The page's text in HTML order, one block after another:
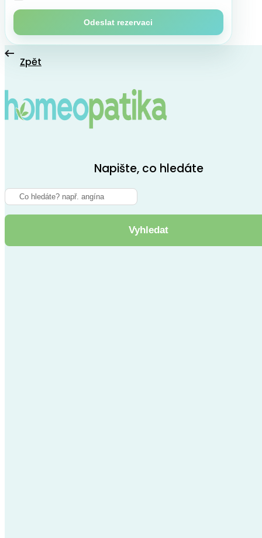
Odeslat rezervaci
Zpět
Napište, co hledáte